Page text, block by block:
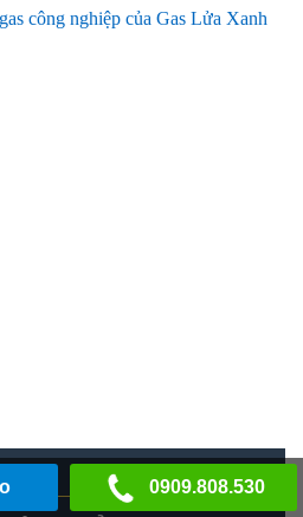
0909.808.530